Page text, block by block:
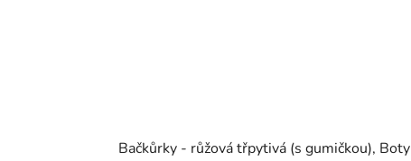
Bačkůrky - růžová třpytivá (s gumičkou), Boty